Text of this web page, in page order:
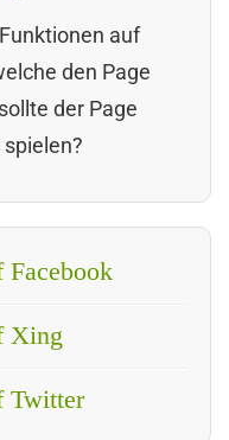
auf
den Page
der Page
Facebook
Xing
Twitter